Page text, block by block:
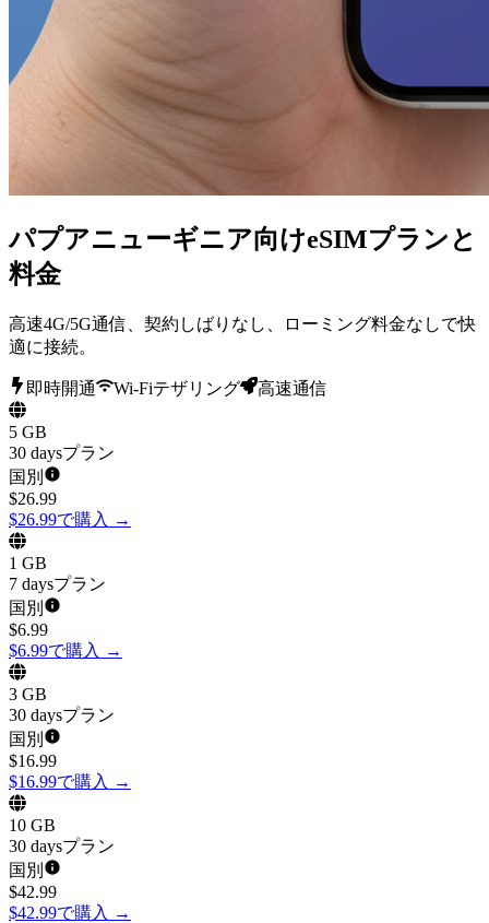
パプアニューギニア向けeSIMプランと
料金
高速4G/5G通信、契約しばりなし、ローミング料金なしで快
適に接続。
即時開通 Wi-Fiテザリング 高速通信
5 GB
30 daysプラン
国別
$26.99
$26.99で購入 →
1 GB
7 daysプラン
国別
$6.99
$6.99で購入 →
3 GB
30 daysプラン
国別
$16.99
$16.99で購入 →
10 GB
30 daysプラン
国別
$42.99
$42.99で購入 →